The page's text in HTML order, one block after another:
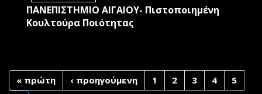
ΠΑΝΕΠΙΣΤΗΜΙΟ ΑΙΓΑΙΟΥ- Πιστοποιημένη
Κουλτούρα Ποιότητας
« πρώτη ‹ προηγούμενη 1 2 3 4
5